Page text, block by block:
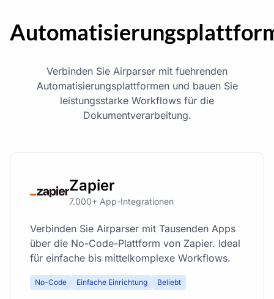
Verbinden Sie Airparser mit fuehrenden
Automatisierungsplattformen und bauen Sie
leistungsstarke Workflows für die
Dokumentverarbeitung.
Zapier
7.000+ App-Integrationen
Verbinden Sie Airparser mit Tausenden Apps
über die No-Code-Plattform von Zapier. Ideal
für einfache bis mittelkomplexe Workflows.
No-Code Einfache Einrichtung Beliebt